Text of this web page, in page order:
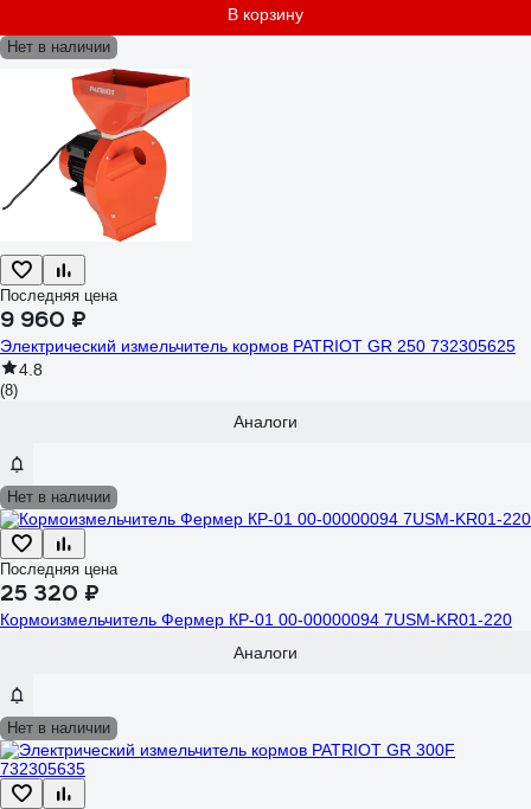
В корзину
Нет в наличии
Последняя цена
9 960 ₽
Электрический измельчитель кормов PATRIOT GR 250 732305625
4.8
(8)
Аналоги
Нет в наличии
Последняя цена
25 320 ₽
Кормоизмельчитель Фермер КР-01 00-00000094 7USM-KR01-220
Аналоги
Нет в наличии